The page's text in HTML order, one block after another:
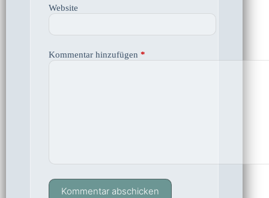
Website
Kommentar hinzufügen *
Kommentar abschicken